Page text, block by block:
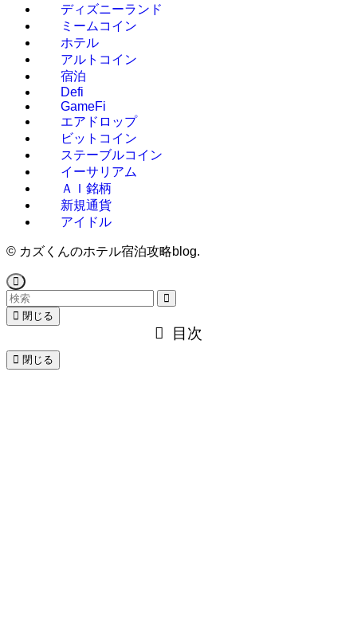
ディズニーランド
ミームコイン
ホテル
アルトコイン
宿泊
Defi
GameFi
エアドロップ
ビットコイン
ステーブルコイン
イーサリアム
ＡＩ銘柄
新規通貨
アイドル
© カズくんのホテル宿泊攻略blog.
閉じる
目次
閉じる